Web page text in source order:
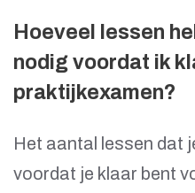
Hoeveel lessen
nodig voordat ik
praktijkexamen?
Het aantal lessen dat
voordat je klaar bent